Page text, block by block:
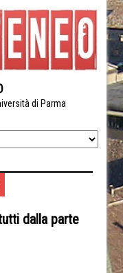
di Parma
dalla parte